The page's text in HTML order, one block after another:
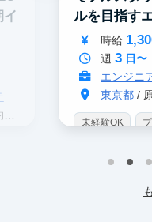
ルを目指す
ン！時給
週 3日〜
エンジニ
東京都/
未経験OK